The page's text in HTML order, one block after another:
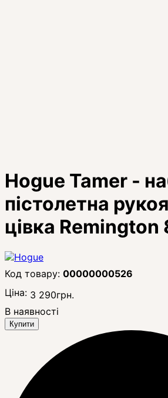
Hogue Tamer -
пістолетна
цівка Remington
00000000526
Ціна: 3 290грн.
В наявності
Купити